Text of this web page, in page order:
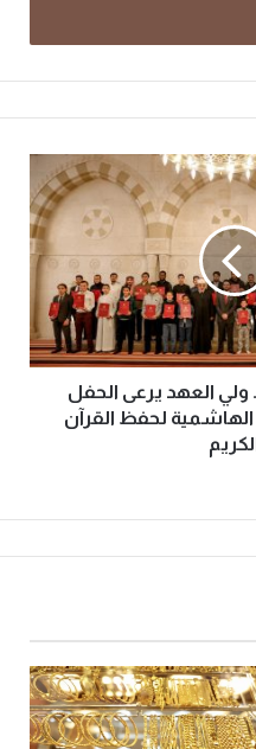
ولي العهد يرعى الحفل
الهاشمية لحفظ القرآن